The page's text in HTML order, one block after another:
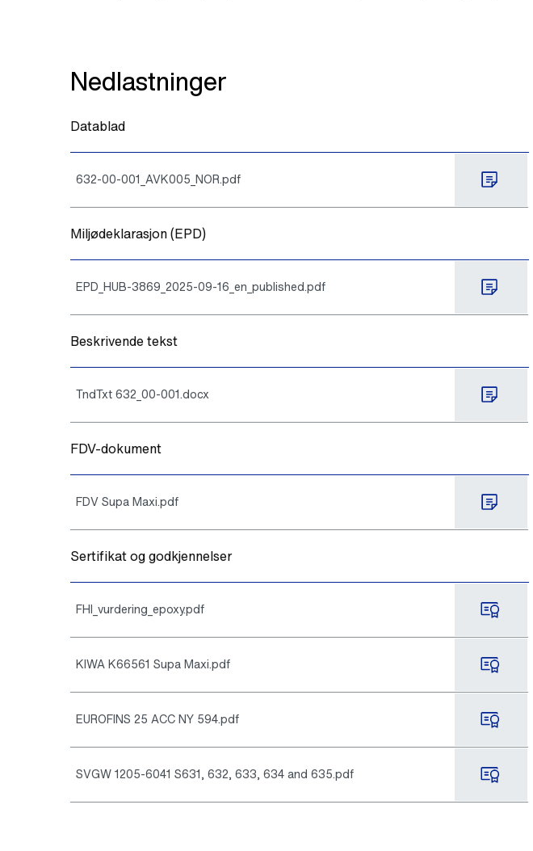
Nedlastninger
Datablad
632-00-001_AVK005_NOR.pdf
Miljødeklarasjon (EPD)
EPD_HUB-3869_2025-09-16_en_published.pdf
Beskrivende tekst
TndTxt 632_00-001.docx
FDV-dokument
FDV Supa Maxi.pdf
Sertifikat og godkjennelser
FHI_vurdering_epoxy.pdf
KIWA K66561 Supa Maxi.pdf
EUROFINS 25 ACC NY 594.pdf
SVGW 1205-6041 S631, 632, 633, 634 and 635.pdf